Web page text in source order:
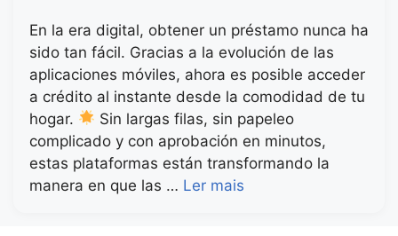
En la era digital, obtener un préstamo nunca ha
sido tan fácil. Gracias a la evolución de las
aplicaciones móviles, ahora es posible acceder
a crédito al instante desde la comodidad de tu
hogar.
Sin largas filas, sin papeleo
complicado y con aprobación en minutos,
estas plataformas están transformando la
manera en que las … Ler mais